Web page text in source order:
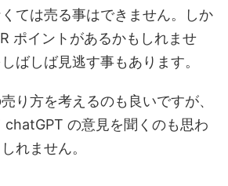
ては売る事はできません。しか
ポイントがあるかもしれませ
ばしば見逃す事もあります。
り方を考えるのも良いですが、
chatGPT の意見を聞くのも思わ
れません。